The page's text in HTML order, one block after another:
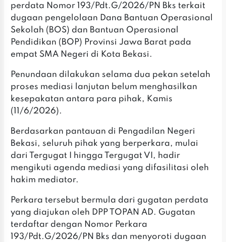
perdata Nomor 193/Pdt.G/2026/PN Bks terkait
dugaan pengelolaan Dana Bantuan Operasional
Sekolah (BOS) dan Bantuan Operasional
Pendidikan (BOP) Provinsi Jawa Barat pada
empat SMA Negeri di Kota Bekasi.
Penundaan dilakukan selama dua pekan setelah
proses mediasi lanjutan belum menghasilkan
kesepakatan antara para pihak, Kamis
(11/6/2026).
Berdasarkan pantauan di Pengadilan Negeri
Bekasi, seluruh pihak yang berperkara, mulai
dari Tergugat I hingga Tergugat VI, hadir
mengikuti agenda mediasi yang difasilitasi oleh
hakim mediator.
Perkara tersebut bermula dari gugatan perdata
yang diajukan oleh DPP TOPAN AD. Gugatan
terdaftar dengan Nomor Perkara
193/Pdt.G/2026/PN Bks dan menyoroti dugaan